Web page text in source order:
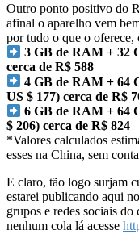
Outro ponto positivo do
afinal o aparelho vem
por tudo o que o oferece,
3 GB de RAM + 32
cerca de R$ 588
4 GB de RAM + 64
US $ 177) cerca de R$
6 GB de RAM + 64
$ 206) cerca de R$ 824
*Valores calculados
esses na China, sem
E claro, tão logo surjam
estarei publicando aqui
grupos e redes sociais
nenhum cola lá acesse